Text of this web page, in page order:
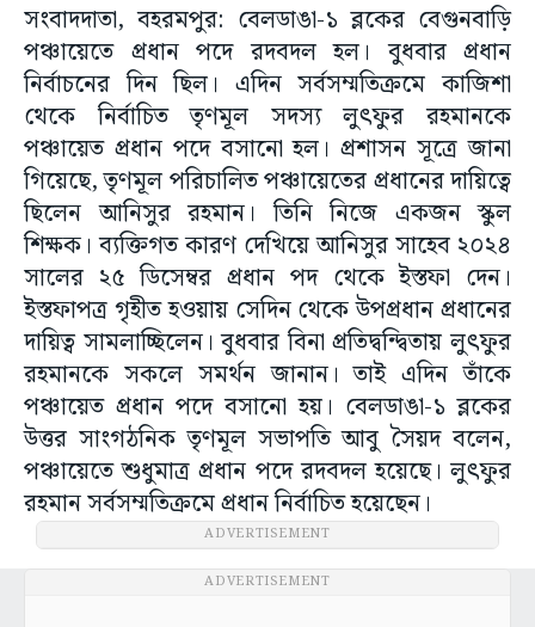
সংবাদদাতা, বহরমপুর: বেলডাঙা-১ ব্লকের বেগুনবাড়ি
পঞ্চায়েতে প্রধান পদে রদবদল হল। বুধবার প্রধান
নির্বাচনের দিন ছিল। এদিন সর্বসম্মতিক্রমে কাজিশা
থেকে নির্বাচিত তৃণমূল সদস্য লুৎফুর রহমানকে
পঞ্চায়েত প্রধান পদে বসানো হল। প্রশাসন সূত্রে জানা
গিয়েছে, তৃণমূল পরিচালিত পঞ্চায়েতের প্রধানের দায়িত্বে
ছিলেন আনিসুর রহমান। তিনি নিজে একজন স্কুল
শিক্ষক। ব্যক্তিগত কারণ দেখিয়ে আনিসুর সাহেব ২০২৪
সালের ২৫ ডিসেম্বর প্রধান পদ থেকে ইস্তফা দেন।
ইস্তফাপত্র গৃহীত হওয়ায় সেদিন থেকে উপপ্রধান প্রধানের
দায়িত্ব সামলাচ্ছিলেন। বুধবার বিনা প্রতিদ্বন্দ্বিতায় লুৎফুর
রহমানকে সকলে সমর্থন জানান। তাই এদিন তাঁকে
পঞ্চায়েত প্রধান পদে বসানো হয়। বেলডাঙা-১ ব্লকের
উত্তর সাংগঠনিক তৃণমূল সভাপতি আবু সৈয়দ বলেন,
পঞ্চায়েতে শুধুমাত্র প্রধান পদে রদবদল হয়েছে। লুৎফুর
রহমান সর্বসম্মতিক্রমে প্রধান নির্বাচিত হয়েছেন।
ADVERTISEMENT
ADVERTISEMENT